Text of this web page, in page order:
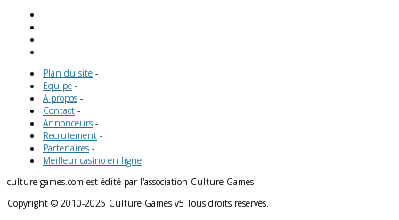
Plan du site -
Equipe -
A propos -
Contact -
Annonceurs -
Recrutement -
Partenaires -
Meilleur casino en ligne
culture-games.com est édité par l'association Culture Games
Copyright © 2010-2025 Culture Games v5 Tous droits réservés.